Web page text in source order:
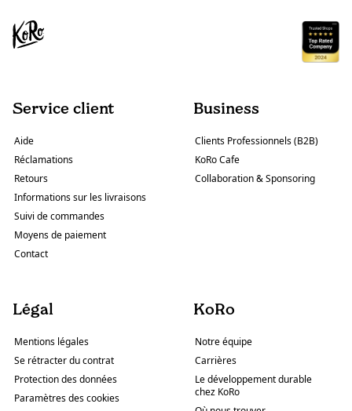
Service client
Aide
Réclamations
Retours
Informations sur les livraisons
Suivi de commandes
Moyens de paiement
Contact
Business
Clients Professionnels (B2B)
KoRo Cafe
Collaboration & Sponsoring
Légal
Mentions légales
Se rétracter du contrat
Protection des données
Paramètres des cookies
KoRo
Notre équipe
Carrières
Le développement durable
chez KoRo